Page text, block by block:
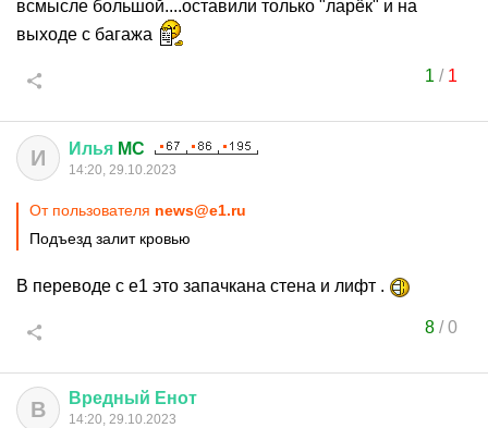
всмысле большой....оставили только "ларёк" и на
выходе с багажа
1 / 1
И Илья MC
14:20, 29.10.2023
От пользователя news@e1.ru
Подъезд залит кровью
В переводе с е1 это запачкана стена и лифт .
8/0
В Вредный Енот
14:20, 29.10.2023